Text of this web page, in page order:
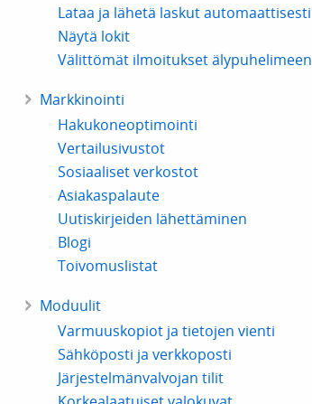
Lataa ja lähetä laskut automaattisesti
Näytä lokit
Välittömät ilmoitukset älypuhelimeen
Markkinointi
Hakukoneoptimointi
Vertailusivustot
Sosiaaliset verkostot
Asiakaspalaute
Uutiskirjeiden lähettäminen
Blogi
Toivomuslistat
Moduulit
Varmuuskopiot ja tietojen vienti
Sähköposti ja verkkoposti
Järjestelmänvalvojan tilit